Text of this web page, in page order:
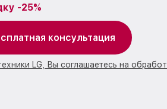
-25%
консультация
LG, Вы соглашаетесь на